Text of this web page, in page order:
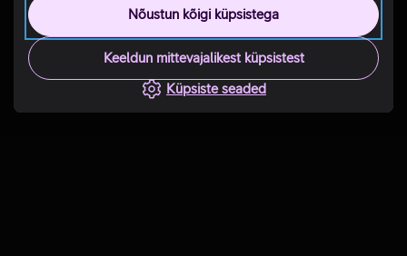
Nõustun kõigi küpsistega
Keeldun mittevajalikest küpsistest
Küpsiste seaded